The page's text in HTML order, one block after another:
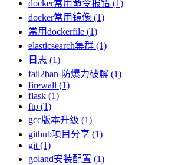
docker常用命令报错 (1)
docker常用镜像 (1)
常用dockerfile (1)
elasticsearch集群 (1)
日志 (1)
fail2ban-防爆力破解 (1)
firewall (1)
flask (1)
ftp (1)
gcc版本升级 (1)
github项目分享 (1)
git (1)
goland安装配置 (1)